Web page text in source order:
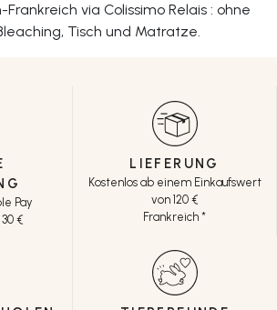
via Colissimo Relais : ohne
Tisch und Matratze.
Pay
€
LIEFERUNG
Kostenlos ab einem Einkaufswert
von 120 €
Frankreich *